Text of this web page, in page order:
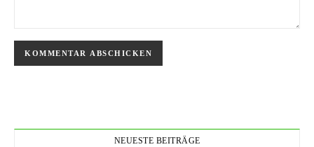
NEUESTE BEITRÄGE